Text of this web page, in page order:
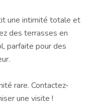
une intimité totale et
des terrasses en
parfaite pour des
rare. Contactez-
une visite !